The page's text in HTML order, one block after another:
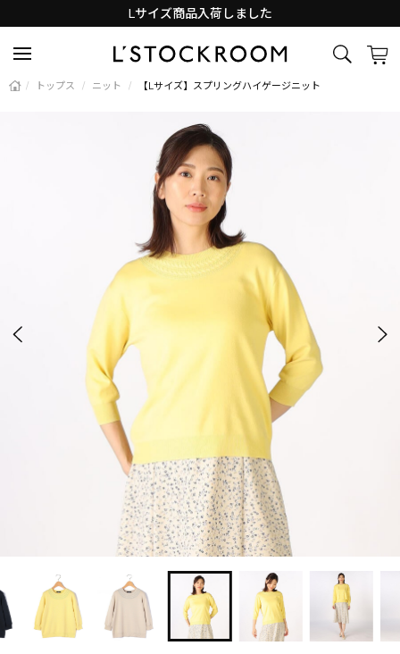
Lサイズ商品入荷しました
/ トップス / ニット / 【Lサイズ】スプリングハイゲージニット